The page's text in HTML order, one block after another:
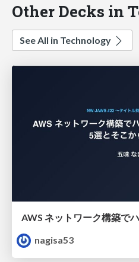
Other Decks in
See All in Technology
nagisa53